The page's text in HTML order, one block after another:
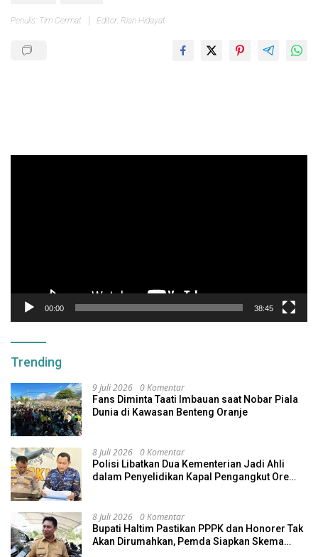
Penulis: Tim Cermat Editor: Rian Hidayat
00:00 38:45
Trending
9 Juli 2026 0 Komentar
Fans Diminta Taati Imbauan saat Nobar Piala
Dunia di Kawasan Benteng Oranje
8 Juli 2026 0 Komentar
Polisi Libatkan Dua Kementerian Jadi Ahli
dalam Penyelidikan Kapal Pengangkut Ore
8 Juli 2026 0 Komentar
Bupati Haltim Pastikan PPPK dan Honorer Tak
Akan Dirumahkan, Pemda Siapkan Skema